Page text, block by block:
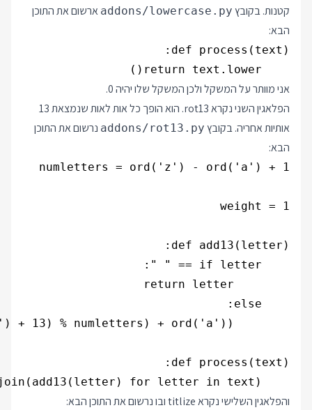
קטנות. בקובץ addons/lowercase.py ארשום את התוכן
הבא:
אני מוותר על המשקל ולכן המשקל שלו יהיה 0.
הפלאגין השני נקרא rot13. הוא הופך כל אות לאות שנמצאת 13
אותיות אחריה. בקובץ addons/rot13.py נרשום את התוכן
הבא:
והפלאגין השלישי נקרא titlize ובו נרשום את התוכן הבא: